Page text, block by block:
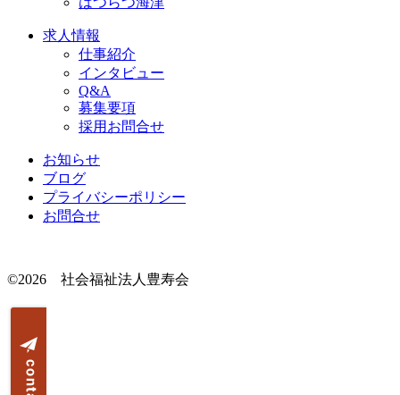
求人情報
仕事紹介
インタビュー
Q&A
募集要項
採用お問合せ
お知らせ
ブログ
プライバシーポリシー
お問合せ
©2026 社会福祉法人豊寿会